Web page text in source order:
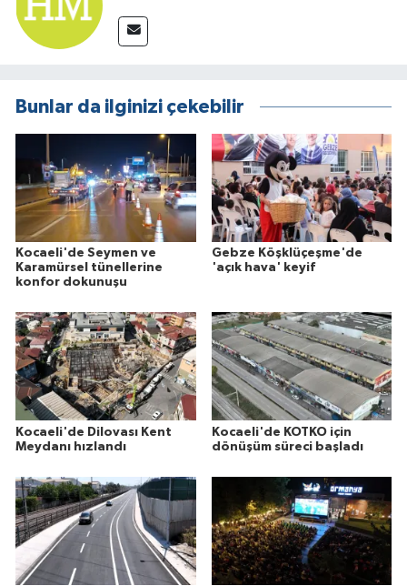
Bunlar da ilginizi çekebilir
Kocaeli'de Seymen ve
Karamürsel tünellerine
konfor dokunuşu
Gebze Köşklüçeşme'de
'açık hava' keyif
Kocaeli'de Dilovası Kent
Meydanı hızlandı
Kocaeli'de KOTKO için
dönüşüm süreci başladı